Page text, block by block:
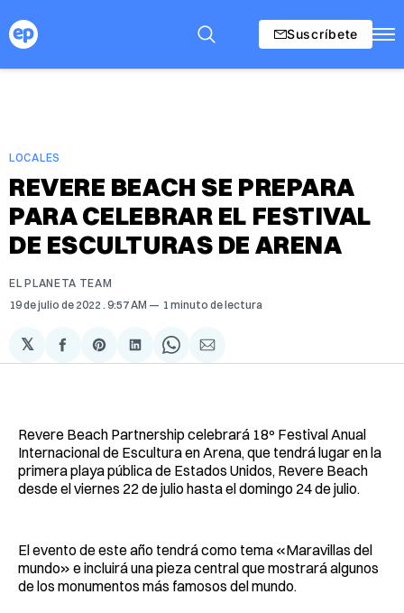
Suscríbete
LOCALES
REVERE BEACH SE PREPARA
PARA CELEBRAR EL FESTIVAL
DE ESCULTURAS DE ARENA
EL PLANETA TEAM
19 de julio de 2022 . 9:57 AM 1 minuto de lectura
𝕏
Compartir
en
Share
on
Compartir
en
Share
on
Compartir
via
Revere Beach Partnership celebrará 18º Festival Anual
Internacional de Escultura en Arena, que tendrá lugar en la
primera playa pública de Estados Unidos, Revere Beach
desde el viernes 22 de julio hasta el domingo 24 de julio.
El evento de este año tendrá como tema «Maravillas del
mundo» e incluirá una pieza central que mostrará algunos
de los monumentos más famosos del mundo.